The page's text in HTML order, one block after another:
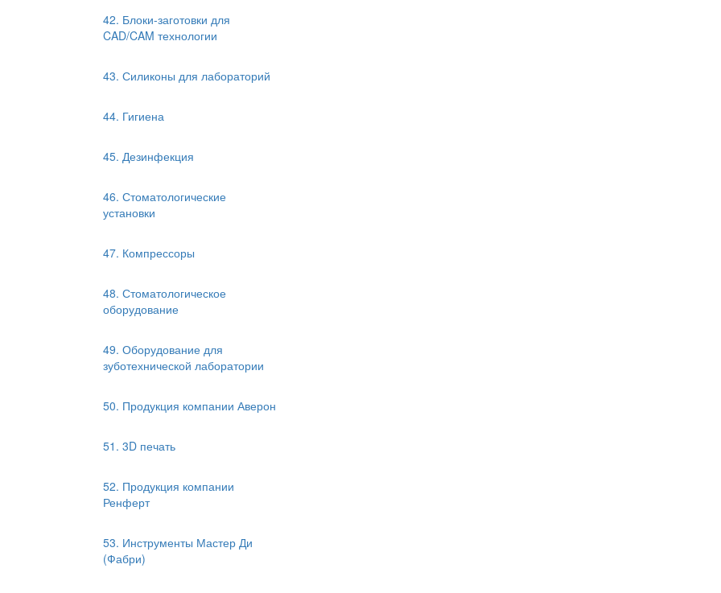
42. Блоки-заготовки для
CAD/CAM технологии
43. Силиконы для лабораторий
44. Гигиена
45. Дезинфекция
46. Стоматологические
установки
47. Компрессоры
48. Стоматологическое
оборудование
49. Оборудование для
зуботехнической лаборатории
50. Продукция компании Аверон
51. 3D печать
52. Продукция компании
Ренферт
53. Инструменты Мастер Ди
(Фабри)